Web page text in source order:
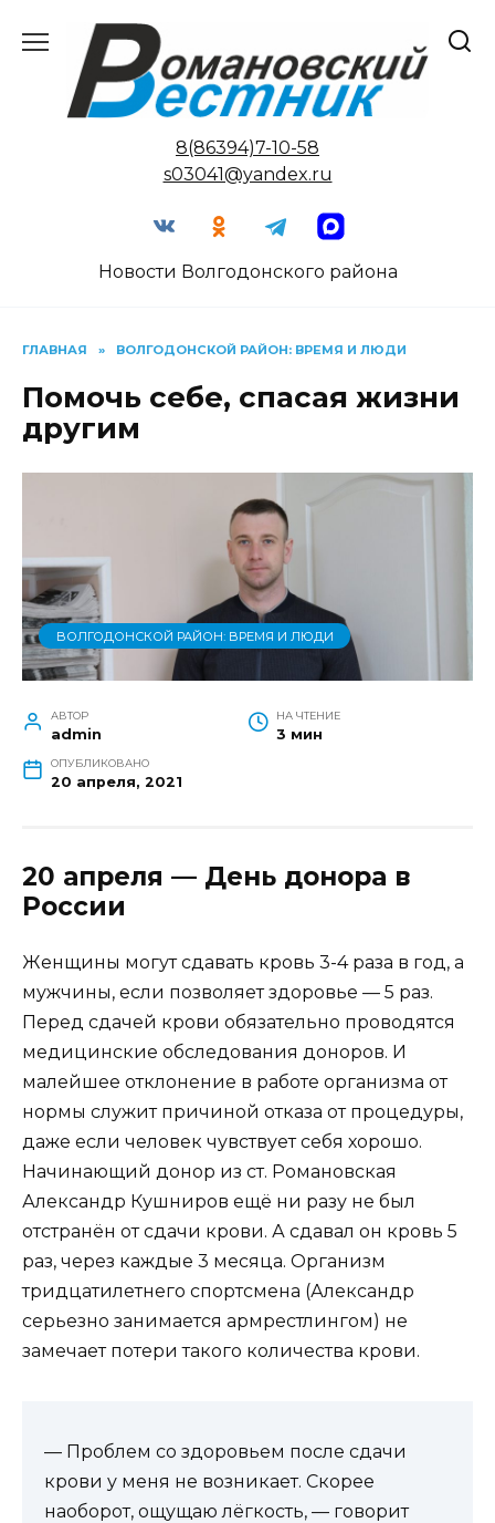
содержанию
8(86394)7-10-58
s03041@yandex.ru
Новости Волгодонского района
ГЛАВНАЯ » ВОЛГОДОНСКОЙ РАЙОН: ВРЕМЯ И ЛЮДИ
Помочь себе, спасая жизни
другим
ВОЛГОДОНСКОЙ РАЙОН: ВРЕМЯ И ЛЮДИ
АВТОР
admin
НА ЧТЕНИЕ
3 мин
ОПУБЛИКОВАНО
20 апреля, 2021
20 апреля — День донора в
России
Женщины могут сдавать кровь 3-4 раза в год, а
мужчины, если позволяет здоровье — 5 раз.
Перед сдачей крови обязательно проводятся
медицинские обследования доноров. И
малейшее отклонение в работе организма от
нормы служит причиной отказа от процедуры,
даже если человек чувствует себя хорошо.
Начинающий донор из ст. Романовская
Александр Кушниров ещё ни разу не был
отстранён от сдачи крови. А сдавал он кровь 5
раз, через каждые 3 месяца. Организм
тридцатилетнего спортсмена (Александр
серьезно занимается армрестлингом) не
замечает потери такого количества крови.
— Проблем со здоровьем после сдачи
крови у меня не возникает. Скорее
наоборот, ощущаю лёгкость, — говорит